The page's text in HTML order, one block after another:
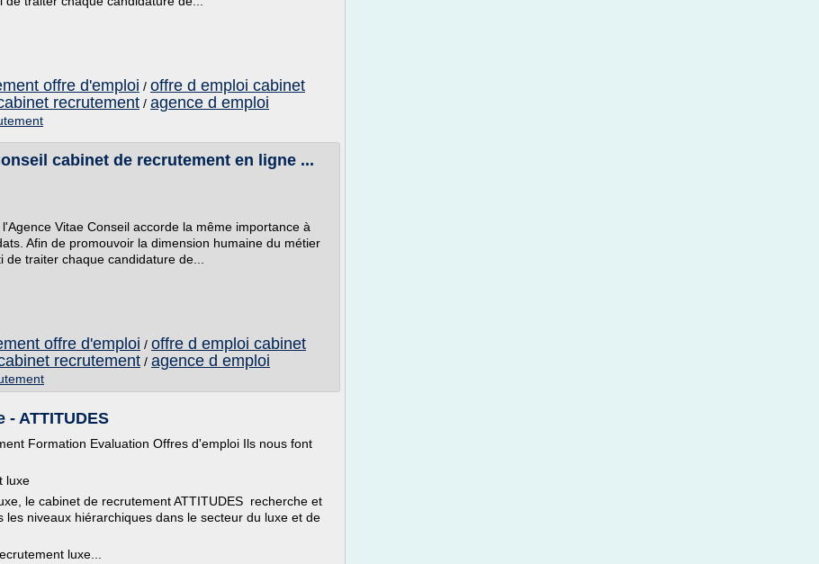
offre d'emploi / offre d emploi cabinet
recrutement / agence d emploi
cabinet de recrutement en ligne ...
Vitae Conseil accorde la même importance à
Afin de promouvoir la dimension humaine du métier
traiter chaque candidature de...
offre d'emploi / offre d emploi cabinet
recrutement / agence d emploi
ATTITUDES
Formation Evaluation Offres d'emploi Ils nous font
luxe
le cabinet de recrutement ATTITUDES recherche et
les niveaux hiérarchiques dans le secteur du luxe et de
luxe...